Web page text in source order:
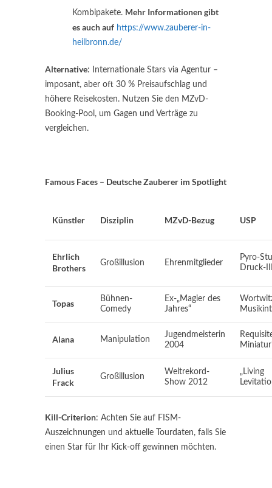
Kombipakete. Mehr Informationen gibt
es auch auf https://www.zauberer-in-
heilbronn.de/
Alternative: Internationale Stars via Agentur –
imposant, aber oft 30 % Preisaufschlag und
höhere Reisekosten. Nutzen Sie den MZvD-
Booking-Pool, um Gagen und Verträge zu
vergleichen.
Famous Faces – Deutsche Zauberer im Spotlight
Künstler Disziplin MZvD-Bezug USP
Ehrlich
Brothers
Großillusion Ehrenmitglieder
Pyro-
Druck-
Topas
Bühnen-
Comedy
Ex-„Magier des
Jahres“
Alana Manipulation
Jugendmeisterin
2004
Julius
Frack
Großillusion
Weltrekord-
Show 2012
„Living
Kill-Criterion: Achten Sie auf FISM-
Auszeichnungen und aktuelle Tourdaten, falls Sie
einen Star für Ihr Kick-off gewinnen möchten.